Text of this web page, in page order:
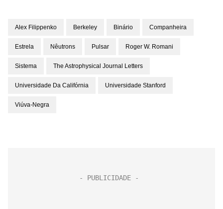
Alex Filippenko Berkeley Binário Companheira
Estrela Nêutrons Pulsar Roger W. Romani
Sistema The Astrophysical Journal Letters
Universidade Da Califórnia Universidade Stanford
Viúva-Negra